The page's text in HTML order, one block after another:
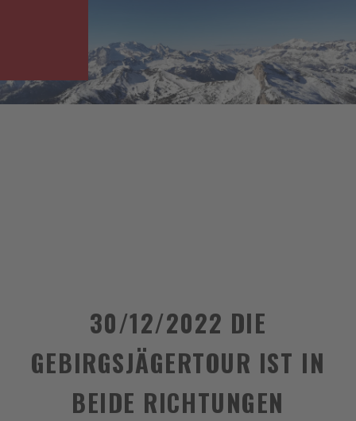
30/12/2022 DIE
GEBIRGSJÄGERTOUR IST IN
BEIDE RICHTUNGEN